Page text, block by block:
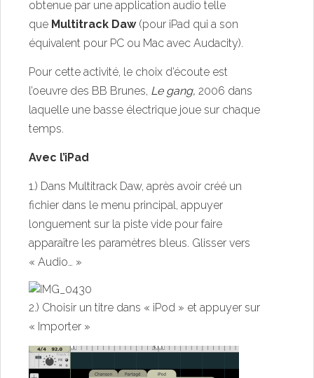
obtenue par une application audio telle
que Multitrack Daw(pour iPad qui a son
équivalent pour PC ou Mac avec Audacity).
Pour cette activité, le choix d’écoute est
l’oeuvre des BB Brunes, Le gang, 2006 dans
laquelle une basse électrique joue sur chaque
temps.
Avec l’iPad
1.) Dans Multitrack Daw, après avoir créé un
fichier dans le menu principal, appuyer
longuement sur la piste vide pour faire
apparaître les paramètres bleus. Glisser vers
« Audio… »
2.) Choisir un titre dans « iPod » et appuyer sur
« Importer »